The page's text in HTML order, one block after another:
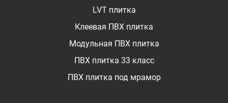
LVT плитка
Клеевая ПВХ плитка
Модульная ПВХ плитка
ПВХ плитка 33 класс
ПВХ плитка под мрамор